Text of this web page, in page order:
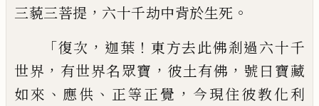
三藐三菩提 ， 六十千劫中背於生死 。
「復次 ， 迦葉 ！ 東方去此佛剎過六十千
世界 ， 有世界名眾寶 ， 彼土有佛 ， 號曰寶藏
如來 、 應供 、 正等正覺 ， 今現住彼教化利